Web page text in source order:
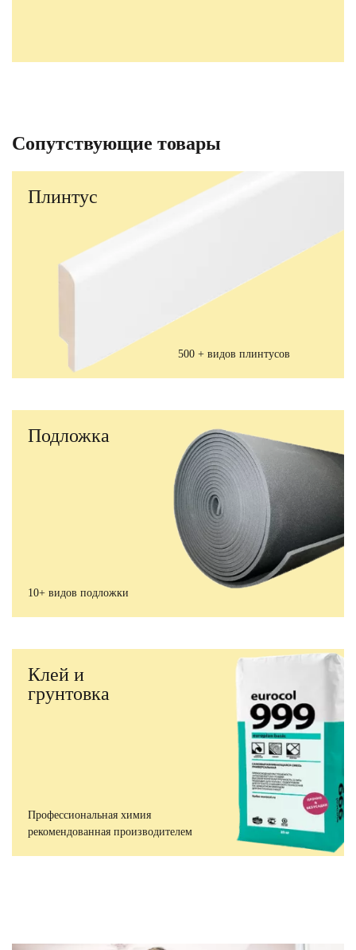
Сопутствующие товары
Плинтус
500 + видов плинтусов
Подложка
10+ видов подложки
Клей и
грунтовка
Профессиональная химия
рекомендованная производителем